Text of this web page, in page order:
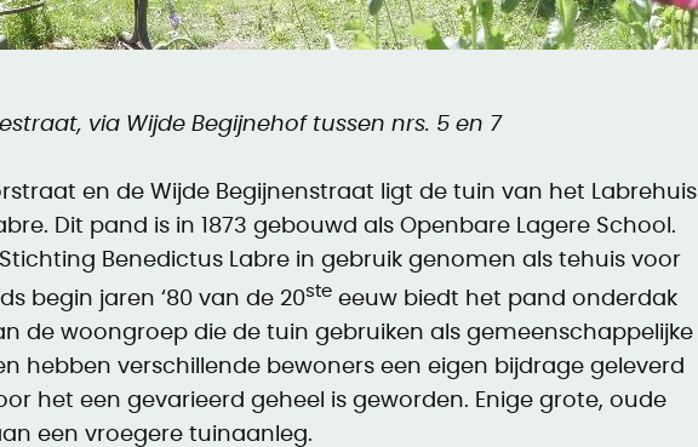
via Wijde Begijnehof tussen nrs. 5 en 7
en de Wijde Begijnenstraat ligt de tuin van het Labrehuis
Dit pand is in 1873 gebouwd als Openbare Lagere School.
Benedictus Labre in gebruik genomen als tehuis voor
begin jaren ‘80 van de 20ste eeuw biedt het pand onderdak
de woongroep die de tuin gebruiken als gemeenschappelijke
hebben verschillende bewoners een eigen bijdrage geleverd
het een gevarieerd geheel is geworden. Enige grote, oude
een vroegere tuinaanleg.